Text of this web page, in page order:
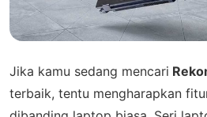
Jika kamu sedang mencari
terbaik, tentu mengharapkan